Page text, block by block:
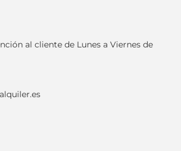
al cliente de Lunes a Viernes de